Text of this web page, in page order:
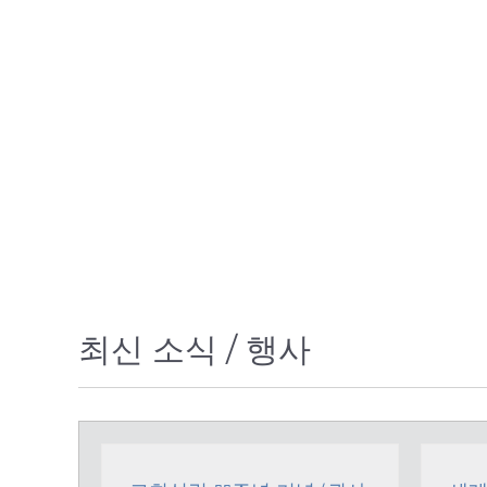
최신 소식 / 행사